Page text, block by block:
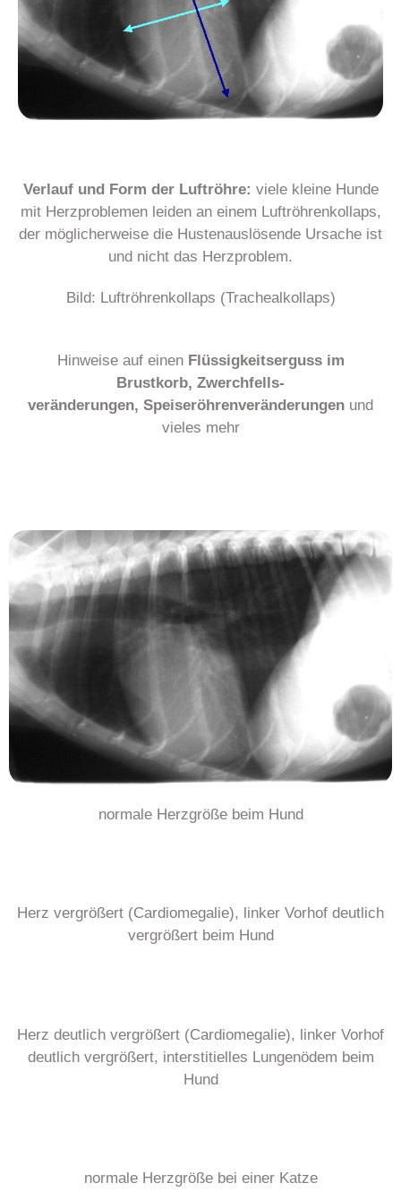
Verlauf und Form der Luftröhre: viele kleine Hunde
mit Herzproblemen leiden an einem Luftröhrenkollaps,
der möglicherweise die Hustenauslösende Ursache ist
und nicht das Herzproblem.
Bild: Luftröhrenkollaps (Trachealkollaps)
Hinweise auf einen Flüssigkeitserguss im
Brustkorb, Zwerchfells-
veränderungen, Speiseröhrenveränderungen und
vieles mehr
normale Herzgröße beim Hund
Herz vergrößert (Cardiomegalie), linker Vorhof deutlich
vergrößert beim Hund
Herz deutlich vergrößert (Cardiomegalie), linker Vorhof
deutlich vergrößert, interstitielles Lungenödem beim
Hund
normale Herzgröße bei einer Katze